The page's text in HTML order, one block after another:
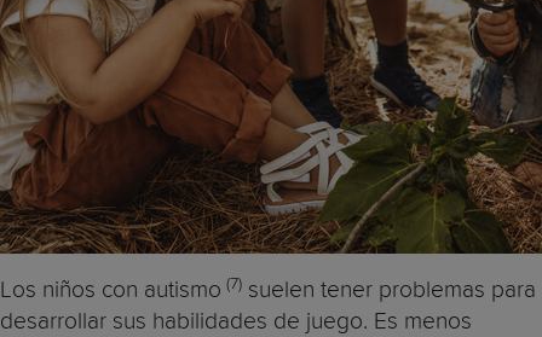
Los niños con autismo (7) suelen tener problemas para
desarrollar sus habilidades de juego. Es menos